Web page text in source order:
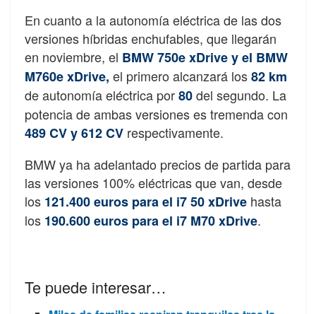
En cuanto a la autonomía eléctrica de las dos
versiones híbridas enchufables, que llegarán
en noviembre, el BMW 750e xDrive y el BMW
M760e xDrive, el primero alcanzará los82 km
de autonomía eléctrica por80del segundo. La
potencia de ambas versiones es tremenda con
489 CV y 612 CV respectivamente.
BMW ya ha adelantado precios de partida para
las versiones 100% eléctricas que van, desde
los 121.400 euros para el i7 50 xDrive hasta
los 190.600 euros para el i7 M70 xDrive.
Te puede interesar…